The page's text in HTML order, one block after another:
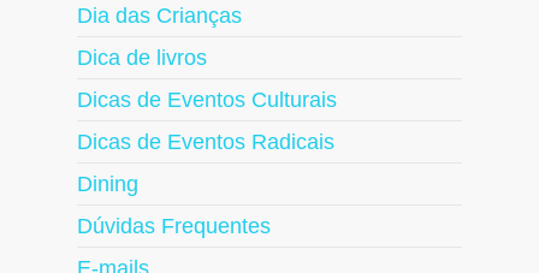
Dia das Crianças
Dica de livros
Dicas de Eventos Culturais
Dicas de Eventos Radicais
Dining
Dúvidas Frequentes